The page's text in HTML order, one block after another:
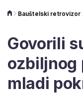
Bauštelski retrovizor
Govorili
ozbiljnog
mladi